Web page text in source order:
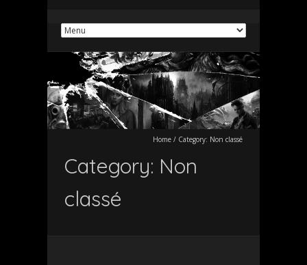
Home / Category: Non classé
Category: Non
classé